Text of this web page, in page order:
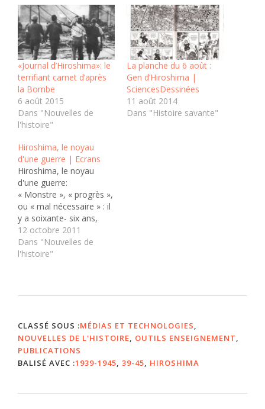
«Journal d’Hiroshima»: le
terrifiant carnet d’après
la Bombe
6 août 2015
Dans "Nouvelles de
l'histoire"
La planche du 6 août :
Gen d’Hiroshima |
SciencesDessinées
11 août 2014
Dans "Histoire savante"
Hiroshima, le noyau
d'une guerre | Ecrans
Hiroshima, le noyau
d'une guerre:
« Monstre », « progrès »,
ou « mal nécessaire » : il
y a soixante- six ans,
l’utilisation de l’arme
atomique ne faisait déjà
pas consensus. La
dans nos livres
d’histoire :…
12 octobre 2011
Dans "Nouvelles de
l'histoire"
CLASSÉ SOUS :MÉDIAS ET TECHNOLOGIES,
NOUVELLES DE L'HISTOIRE, OUTILS ENSEIGNEMENT,
PUBLICATIONS
BALISÉ AVEC :1939-1945, 39-45, HIROSHIMA